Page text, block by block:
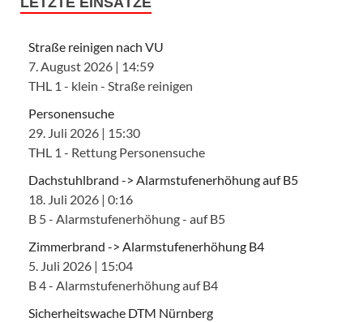
Straße reinigen nach VU
7. August 2026 | 14:59
THL 1 - klein - Straße reinigen
Personensuche
29. Juli 2026 | 15:30
THL 1 - Rettung Personensuche
Dachstuhlbrand -> Alarmstufenerhöhung auf B5
18. Juli 2026 | 0:16
B 5 - Alarmstufenerhöhung - auf B5
Zimmerbrand -> Alarmstufenerhöhung B4
5. Juli 2026 | 15:04
B 4 - Alarmstufenerhöhung auf B4
Sicherheitswache DTM Nürnberg